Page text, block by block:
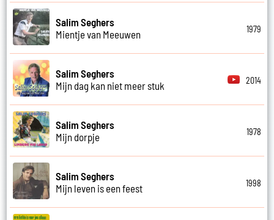
Salim Seghers
Mientje van Meeuwen
1979
Salim Seghers
Mijn dag kan niet meer stuk
2014
Salim Seghers
Mijn dorpje
1978
Salim Seghers
Mijn leven is een feest
1998